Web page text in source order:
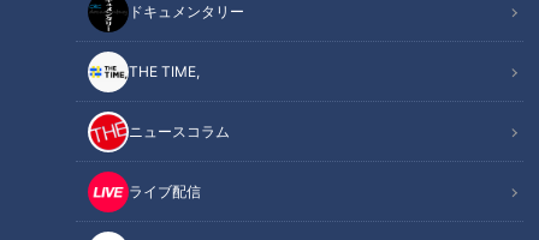
ドキュメンタリー
THE TIME,
ニュースコラム
ライブ配信